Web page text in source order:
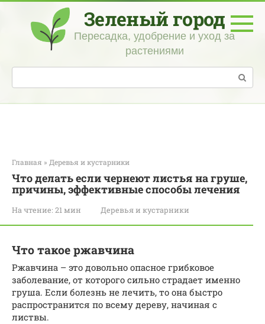
Перейти
контенту
Зеленый город
Пересадка, удобрение и уход за
растениями
Поиск:
Главная » Деревья и кустарники
Что делать если чернеют листья на груше,
причины, эффективные способы лечения
На чтение: 21 мин Деревья и кустарники
Что такое ржавчина
Ржавчина – это довольно опасное грибковое
заболевание, от которого сильно страдает именно
груша. Если болезнь не лечить, то она быстро
распространится по всему дереву, начиная с
листвы.